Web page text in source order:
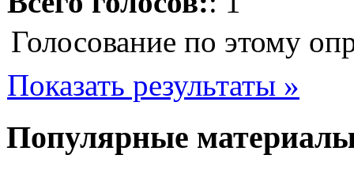
Голосование по этому
Показать результаты »
Популярные